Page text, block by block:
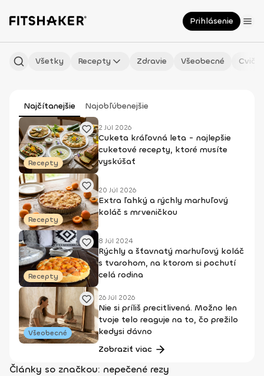
Prihlásenie
Všetky Recepty Zdravie Všeobecné
Najčítanejšie Najobľúbenejšie
Recepty
2 Júl 2026
Cuketa kráľovná leta - najlepšie
cuketové recepty, ktoré musíte
vyskúšať
Recepty
20 Júl 2026
Extra ľahký a rýchly marhuľový
koláč s mrveničkou
Recepty
8 Júl 2024
Rýchly a šťavnatý marhuľový koláč
s tvarohom, na ktorom si pochutí
celá rodina
Všeobecné
26 Júl 2026
Nie si príliš precitlivená. Možno len
tvoje telo reaguje na to, čo prežilo
kedysi dávno
Zobraziť viac
Články so značkou: nepečené rezy